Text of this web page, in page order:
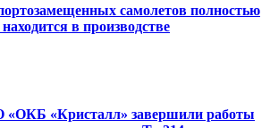
самолетов полностью
в производстве
«ОКБ «Кристалл» завершили работы